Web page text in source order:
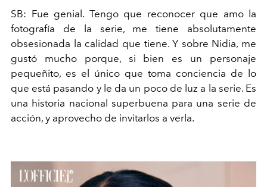
SB: Fue genial. Tengo que reconocer que amo la
fotografía de la serie, me tiene absolutamente
obsesionada la calidad que tiene. Y sobre Nidia, me
gustó mucho porque, si bien es un personaje
pequeñito, es el único que toma conciencia de lo
que está pasando y le da un poco de luz a la serie. Es
una historia nacional superbuena para una serie de
acción, y aprovecho de invitarlos a verla.